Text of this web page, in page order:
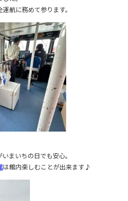
航に務めて参ります。
まいちの日でも安心。
は館内楽しむことが出来ます♪